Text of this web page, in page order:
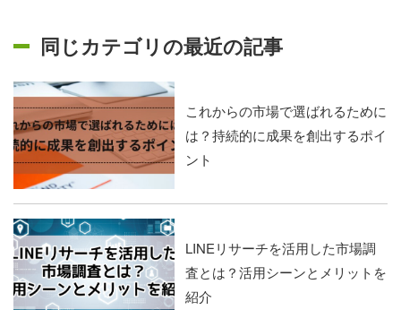
同じカテゴリの最近の記事
これからの市場で選ばれるために
は？持続的に成果を創出するポイ
ント
LINEリサーチを活用した市場調
査とは？活用シーンとメリットを
紹介